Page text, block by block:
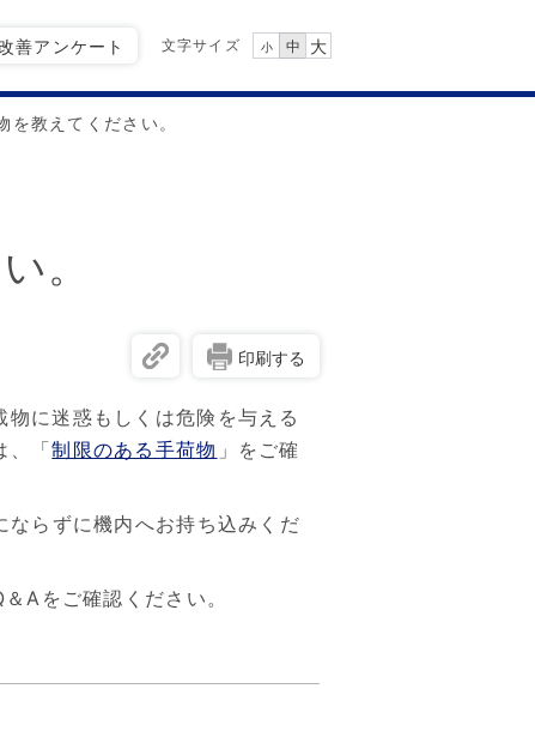
善アンケート 文字サイズ 小 中 大
教えてください。
。
印刷する
に迷惑もしくは危険を与える
、「制限のある手荷物 」をご確
らずに機内へお持ち込みくだ
Aをご確認ください。